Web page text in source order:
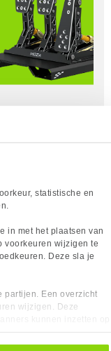
statistische en
in met het plaatsen van
voorkeuren wijzigen te
Deze sla je
partijen. Een overzicht
wijzigen. Deze
altijd intrekken, dit doe je
de pedalen is het
aanwezig zijn:
bij om te
mogelijkheid
soorten
is ingedrukt.
pedaal met een
dan met
onderdelen;